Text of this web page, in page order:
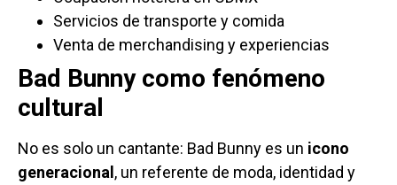
Servicios de transporte y comida
Venta de merchandising y experiencias
Bad Bunny como fenómeno
cultural
No es solo un cantante: Bad Bunny es un icono
generacional, un referente de moda, identidad y